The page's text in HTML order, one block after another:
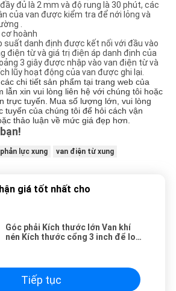
đủ là 2 mm và độ rung là 30 phút, các
của van được kiểm tra để nới lỏng và
.
hoành
suất danh định được kết nối với đầu vào
điện từ và giá trị điện áp danh định của
3 giây được nhập vào van điện từ và
lũy hoạt động của van được ghi lại.
chi tiết sản phẩm tại trang web của
lẫn xin vui lòng liên hệ với chúng tôi hoặc
trực tuyến. Mua số lượng lớn, vui lòng
tuyến của chúng tôi để hỏi cách vận
thảo luận về mức giá đẹp hơn.
lực xung van điện từ xung
giá tốt nhất cho
Góc phải Kích thước lớn Van khí
nén Kích thước cổng 3 inch để loại
Tiếp tục